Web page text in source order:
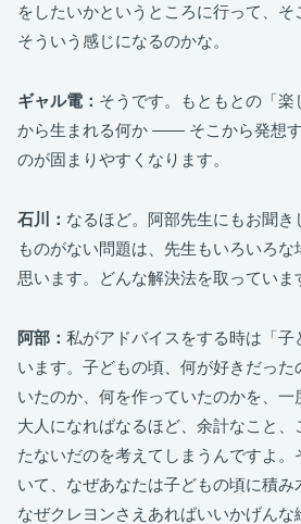
をしたいかというところに行って、そ
そういう感じになるのかな。
ギャル電： そうです。もともとの「
から生まれる何か ―― そこから発想
のが固まりやすくなります。
石川： なるほど。阿部先生にもお聞き
ものがない問題は、先生もいろいろな
思います。どんな解決法を取っていま
阿部： 私がアドバイスをする時は「子
います。子どもの頃、何が好きだった
いたのか、何を作っていたのかを、一
大人になればなるほど、余計なこと、
たないだのを考えてしまうんですよ。
いて、なぜあなたは子どもの頃に積み
なぜクレヨンさえあればいいかげん